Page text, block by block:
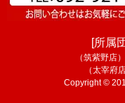
[所属
（筑紫野店
（太宰府
Copyright ©